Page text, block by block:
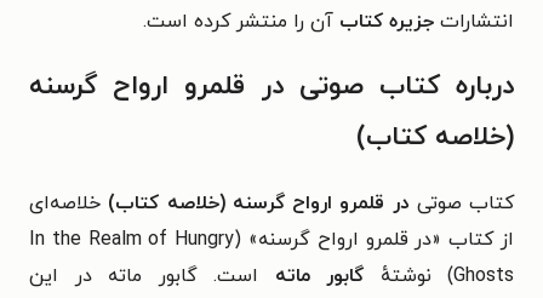
انتشارات جزیره کتاب آن را منتشر کرده است.
درباره کتاب صوتی در قلمرو ارواح گرسنه
(خلاصه کتاب)
کتاب صوتی در قلمرو ارواح گرسنه (خلاصه کتاب) خلاصه‌ای
از کتاب «در قلمرو ارواح گرسنه» (In the Realm of Hungry
Ghosts) نوشتهٔ
گابور ماته است. گابور ماته در این